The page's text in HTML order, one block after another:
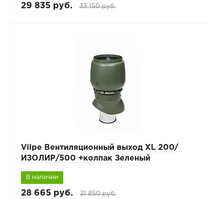
29 835 руб. 33 150 руб.
Vilpe Вентиляционный выход XL 200/
ИЗОЛИР/500 +колпак Зеленый
В наличии
28 665 руб. 31 850 руб.